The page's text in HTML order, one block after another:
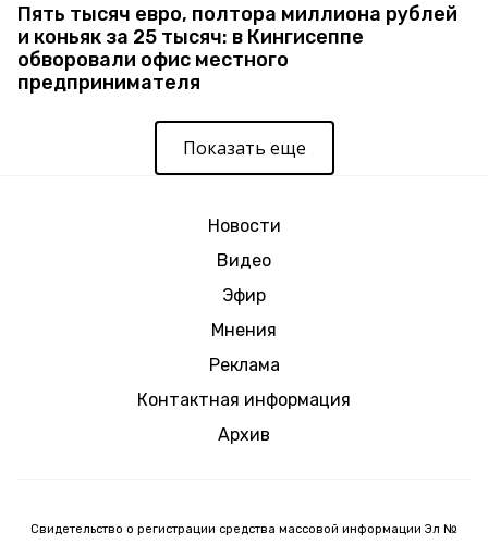
Пять тысяч евро, полтора миллиона рублей
и коньяк за 25 тысяч: в Кингисеппе
обворовали офис местного
предпринимателя
Показать еще
Новости
Видео
Эфир
Мнения
Реклама
Контактная информация
Архив
Свидетельство о регистрации средства массовой информации Эл №